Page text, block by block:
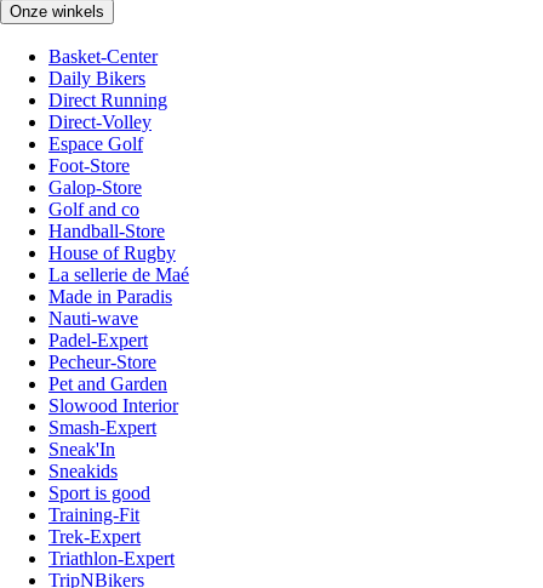
Onze winkels
Basket-Center
Daily Bikers
Direct Running
Direct-Volley
Espace Golf
Foot-Store
Galop-Store
Golf and co
Handball-Store
House of Rugby
La sellerie de Maé
Made in Paradis
Nauti-wave
Padel-Expert
Pecheur-Store
Pet and Garden
Slowood Interior
Smash-Expert
Sneak'In
Sneakids
Sport is good
Training-Fit
Trek-Expert
Triathlon-Expert
TripNBikers